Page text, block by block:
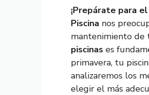
¡Prepárate para
Piscina nos
mantenimiento de
piscinas es
primavera, tu
analizaremos los
elegir el más